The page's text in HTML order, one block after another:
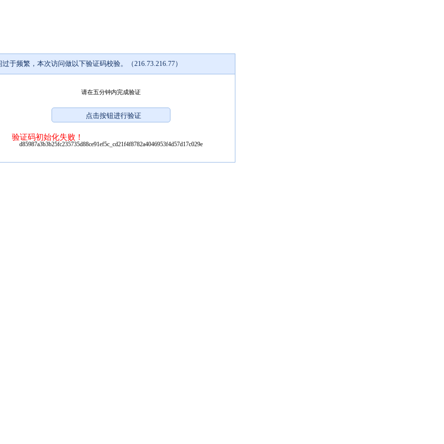
过于频繁，本次访问做以下验证码校验。（216.73.216.77）
请在五分钟内完成验证
验证码初始化失败！
d85987a3b3b25fc235735d88ce91ef5c_cd21f4f8782a4046953f4d57d17c029e